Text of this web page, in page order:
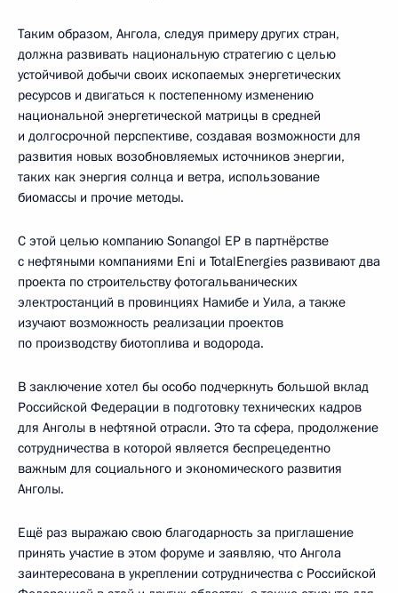
Таким образом, Ангола, следуя примеру других стран,
должна развивать национальную стратегию с целью
устойчивой добычи своих ископаемых энергетических
ресурсов и двигаться к постепенному изменению
национальной энергетической матрицы в средней
и долгосрочной перспективе, создавая возможности для
развития новых возобновляемых источников энергии,
таких как энергия солнца и ветра, использование
биомассы и прочие методы.
С этой целью компанию Sonangol EP в партнёрстве
с нефтяными компаниями Eni и TotalEnergies развивают два
проекта по строительству фотогальванических
электростанций в провинциях Намибе и Уила, а также
изучают возможность реализации проектов
по производству биотоплива и водорода.
В заключение хотел бы особо подчеркнуть большой вклад
Российской Федерации в подготовку технических кадров
для Анголы в нефтяной отрасли. Это та сфера, продолжение
сотрудничества в которой является беспрецедентно
важным для социального и экономического развития
Анголы.
Ещё раз выражаю свою благодарность за приглашение
принять участие в этом форуме и заявляю, что Ангола
заинтересована в укреплении сотрудничества с Российской